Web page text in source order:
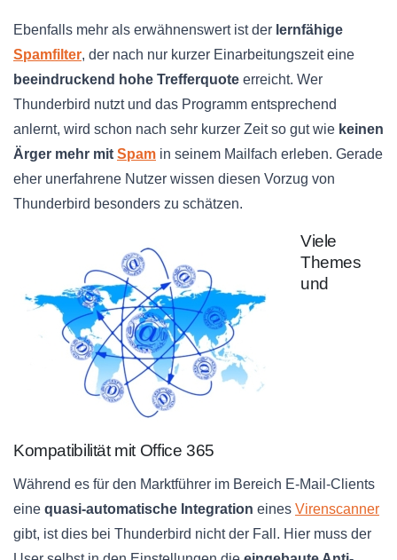
Ebenfalls mehr als erwähnenswert ist der lernfähige
Spamfilter, der nach nur kurzer Einarbeitungszeit eine
beeindruckend hohe Trefferquote erreicht. Wer
Thunderbird nutzt und das Programm entsprechend
anlernt, wird schon nach sehr kurzer Zeit so gut wie keinen
Ärger mehr mit Spam in seinem Mailfach erleben. Gerade
eher unerfahrene Nutzer wissen diesen Vorzug von
Thunderbird besonders zu schätzen.
Viele
Themes
und
Kompatibilität mit Office 365
Während es für den Marktführer im Bereich E-Mail-Clients
eine quasi-automatische Integration eines Virenscanner
gibt, ist dies bei Thunderbird nicht der Fall. Hier muss der